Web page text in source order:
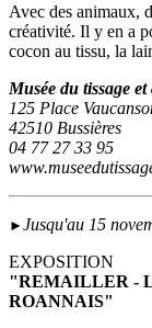
Avec des animaux,
créativité. Il y en a
cocon au tissu, la
Musée du tissage
125 Place
42510 Bussières
04 77 27 33 95
► Jusqu'au 15
EXPOSITION
"REMAILLER -
ROANNAIS"